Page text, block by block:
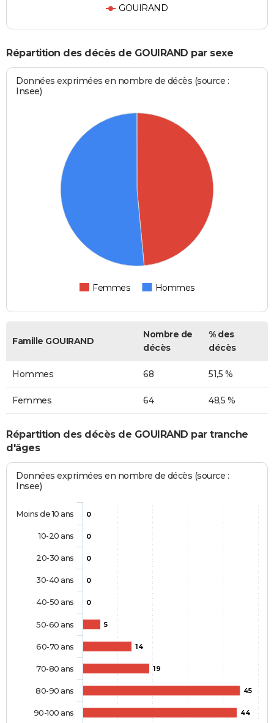
GOUIRAND
Répartition des décès de GOUIRAND par sexe
Données exprimées en nombre de décès (source :
Insee)
Femmes Hommes
Famille GOUIRAND
Nombre de
décès
% des
décès
Hommes 68 51,5 %
Femmes 64 48,5 %
Répartition des décès de GOUIRAND par tranche
d'âges
Données exprimées en nombre de décès (source :
Insee)
0
0
0
0
0
5
14
19
45
44
Moins de 10 ans
10-20 ans
20-30 ans
30-40 ans
40-50 ans
50-60 ans
60-70 ans
70-80 ans
80-90 ans
90-100 ans